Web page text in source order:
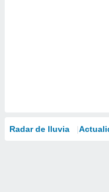
Radar de lluvia